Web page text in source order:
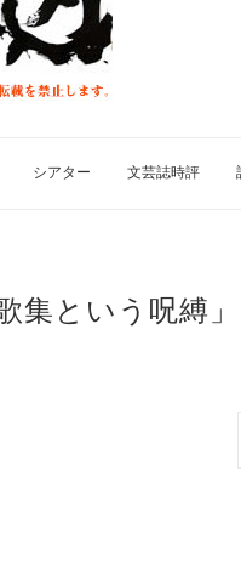
シアター 文芸誌時評
という呪縛」